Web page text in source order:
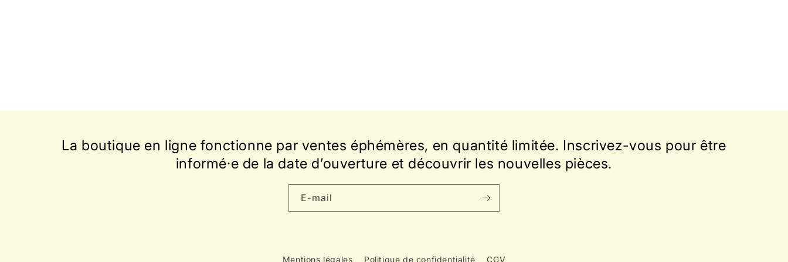
La boutique en ligne fonctionne par ventes éphémères, en quantité limitée. Inscrivez-vous pour être
informé·e de la date d’ouverture et découvrir les nouvelles pièces.
E-mail
Mentions légales Politique de confidentialité CGV